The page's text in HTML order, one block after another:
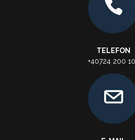
TELEFON
+40724 200